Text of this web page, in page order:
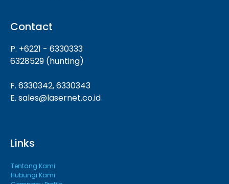
Contact
P. +6221 - 6330333
6328529 (hunting)
F. 6330342, 6330343
E. sales@lasernet.co.id
Links
Tentang Kami
Hubungi Kami